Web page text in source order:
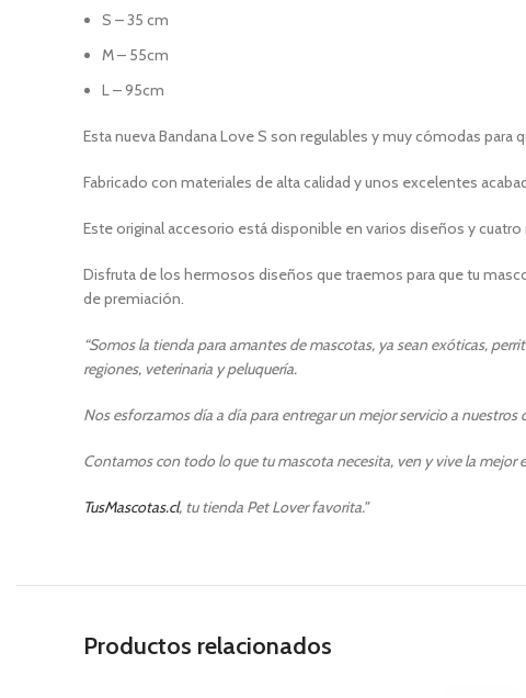
S – 35 cm
M – 55cm
L – 95cm
Esta nueva Bandana Love S son regulables y muy cómodas para
Fabricado con materiales de alta calidad y unos excelentes
Este original accesorio está disponible en varios diseños y
Disfruta de los hermosos diseños que traemos para que tu
de premiación.
“Somos la tienda para amantes de mascotas, ya sean exóticas,
regiones, veterinaria y peluquería.
Nos esforzamos día a día para entregar un mejor servicio a nuestros
Contamos con todo lo que tu mascota necesita, ven y vive la mejor
TusMascotas.cl, tu tienda Pet Lover favorita.”
Productos relacionados